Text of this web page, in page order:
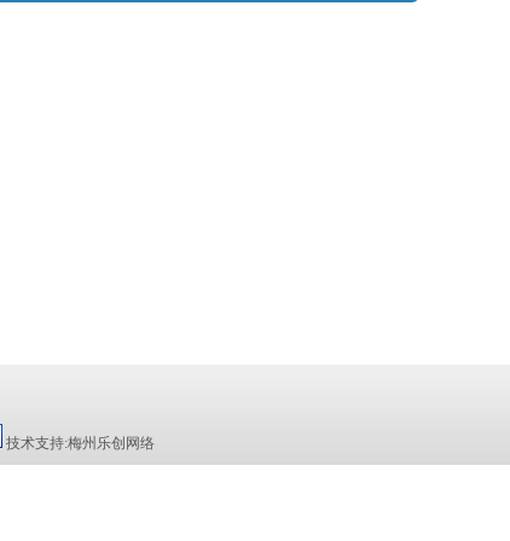
技术支持:梅州乐创网络